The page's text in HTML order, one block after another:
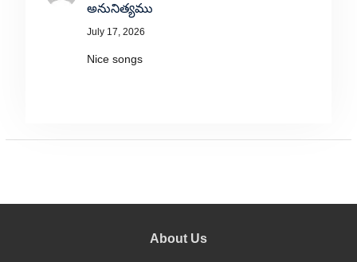
అనునిత్యము
July 17, 2026
Nice songs
About Us